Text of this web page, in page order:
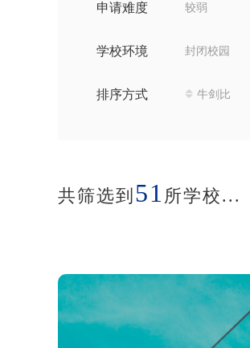
申请难度 较弱
学校环境 封闭校园
排序方式 牛剑比
共筛选到 51 所学校...